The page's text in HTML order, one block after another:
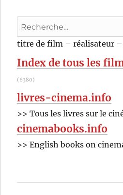
vie
de
Lartigau
Recherche
pour
:
titre de film – réalisateur
Index de tous les
(6380)
livres-cinema.info
>> Tous les livres sur le
cinemabooks.info
>> English books on